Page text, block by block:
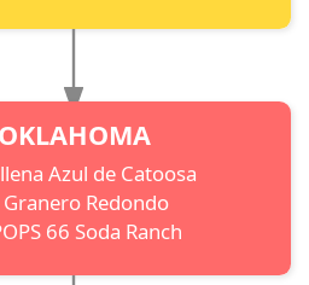
OKLAHOMA
Azul de Catoosa
Granero Redondo
66 Soda Ranch